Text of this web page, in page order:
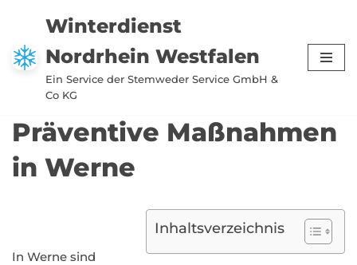
Zum
Inhalt
springen
Winterdienst
Nordrhein Westfalen
Ein Service der Stemweder Service GmbH &
Co KG
Präventive Maßnahmen
in Werne
Inhaltsverzeichnis
In Werne sind